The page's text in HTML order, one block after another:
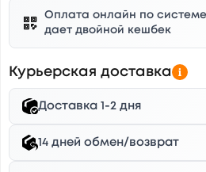
Оплата онлайн по
дает двойной кешбек
Курьерская доставка
Доставка 1-2 дня
14 дней обмен/возврат